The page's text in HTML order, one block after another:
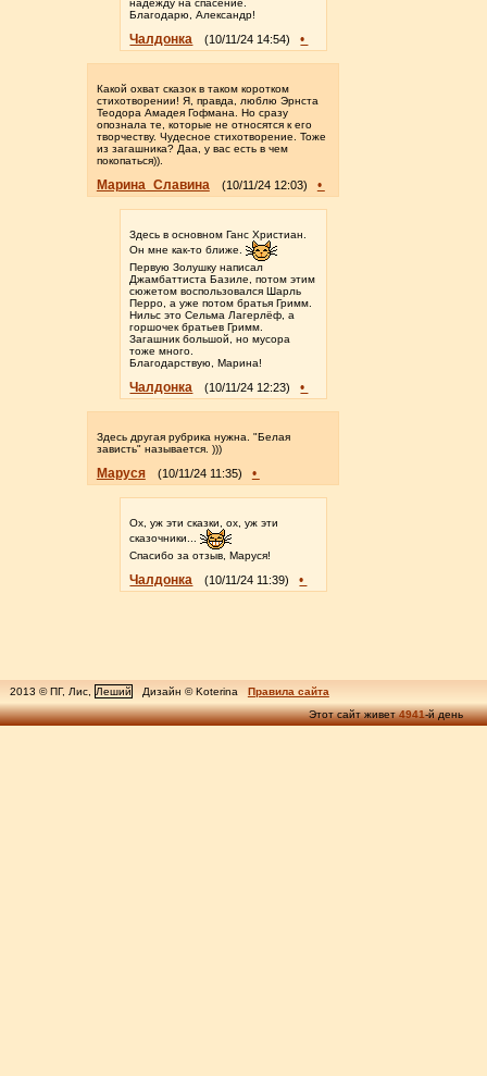
надежду на спасение.
Благодарю, Александр!
Чалдонка (10/11/24 14:54) •
Какой охват сказок в таком коротком
стихотворении! Я, правда, люблю Эрнста
Теодора Амадея Гофмана. Но сразу
опознала те, которые не относятся к его
творчеству. Чудесное стихотворение. Тоже
из загашника? Даа, у вас есть в чем
покопаться)).
Марина_Славина (10/11/24 12:03) •
Здесь в основном Ганс Христиан.
Он мне как-то ближе.
Первую Золушку написал
Джамбаттиста Базиле, потом этим
сюжетом воспользовался Шарль
Перро, а уже потом братья Гримм.
Нильс это Сельма Лагерлёф, а
горшочек братьев Гримм.
Загашник большой, но мусора
тоже много.
Благодарствую, Марина!
Чалдонка (10/11/24 12:23) •
Здесь другая рубрика нужна. "Белая
зависть" называется. )))
Маруся (10/11/24 11:35) •
Ох, уж эти сказки, ох, уж эти
сказочники...
Спасибо за отзыв, Маруся!
Чалдонка (10/11/24 11:39) •
2013 © ПГ, Лис, Леший Дизайн © Koterina
Правила сайта
Этот сайт живет4941-й день